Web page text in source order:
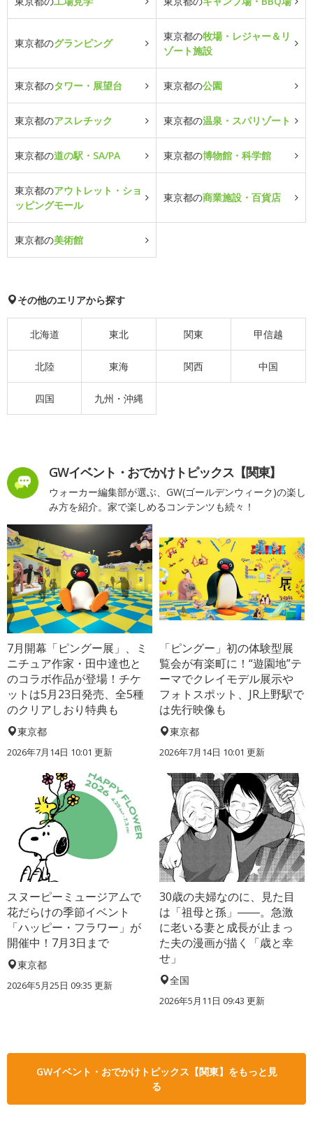
東京都のグランピング
東京都の牧場・レジャー＆リ
ゾート施設
東京都のタワー・展望台 東京都の公園
東京都のアスレチック 東京都の温泉・スパリゾート
東京都の道の駅・SA/PA 東京都の博物館・科学館
東京都のアウトレット・ショ
ッピングモール
東京都の商業施設・百貨店
東京都の美術館
その他のエリアから探す
北海道 東北 関東 甲信越
北陸 東海 関西 中国
四国 九州・沖縄
GWイベント・おでかけトピックス【関東】
ウォーカー編集部が選ぶ、GW(ゴールデンウィーク)の楽し
み方を紹介。家で楽しめるコンテンツも続々！
7月開幕「ピングー展」、ミ
ニチュア作家・田中達也と
のコラボ作品が登場！チケ
ットは5月23日発売、全5種
のクリアしおり特典も
東京都
2026年7月14日 10:01 更新
「ピングー」初の体験型展
覧会が有楽町に！“遊園地”テ
ーマでクレイモデル展示や
フォトスポット、JR上野駅で
は先行映像も
東京都
2026年7月14日 10:01 更新
スヌーピーミュージアムで
花だらけの季節イベント
「ハッピー・フラワー」が
開催中！7月3日まで
東京都
2026年5月25日 09:35 更新
30歳の夫婦なのに、見た目
は「祖母と孫」――。急激
に老いる妻と成長が止まっ
た夫の漫画が描く「歳と幸
せ」
全国
2026年5月11日 09:43 更新
GWイベント・おでかけトピックス【関東】をもっと見
る